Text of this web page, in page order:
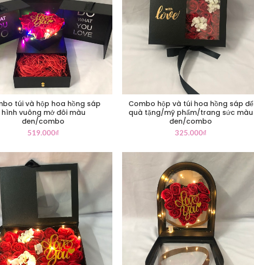
túi và hộp hoa hồng sáp
hình vuông mở đôi màu
đen/combo
519.000₫
Combo hộp và túi hoa hồng sáp để
quà tặng/mỹ phẩm/trang sức màu
đen/combo
325.000₫